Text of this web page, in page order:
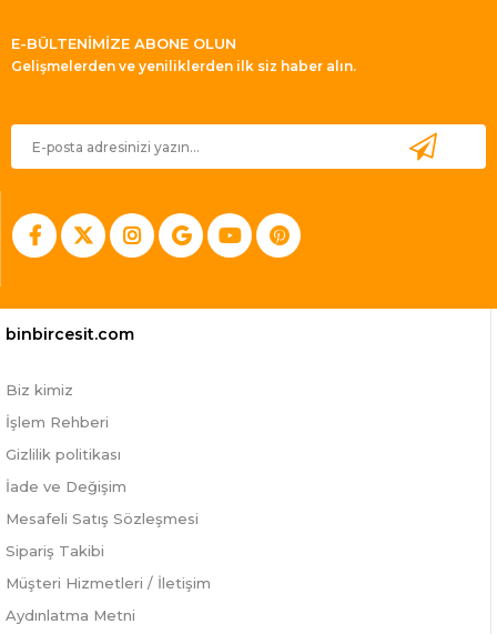
E-BÜLTENİMİZE ABONE OLUN
Gelişmelerden ve yeniliklerden ilk siz haber alın.
binbircesit.com
Biz kimiz
İşlem Rehberi
Gizlilik politikası
İade ve Değişim
Mesafeli Satış Sözleşmesi
Sipariş Takibi
Müşteri Hizmetleri / İletişim
Aydınlatma Metni